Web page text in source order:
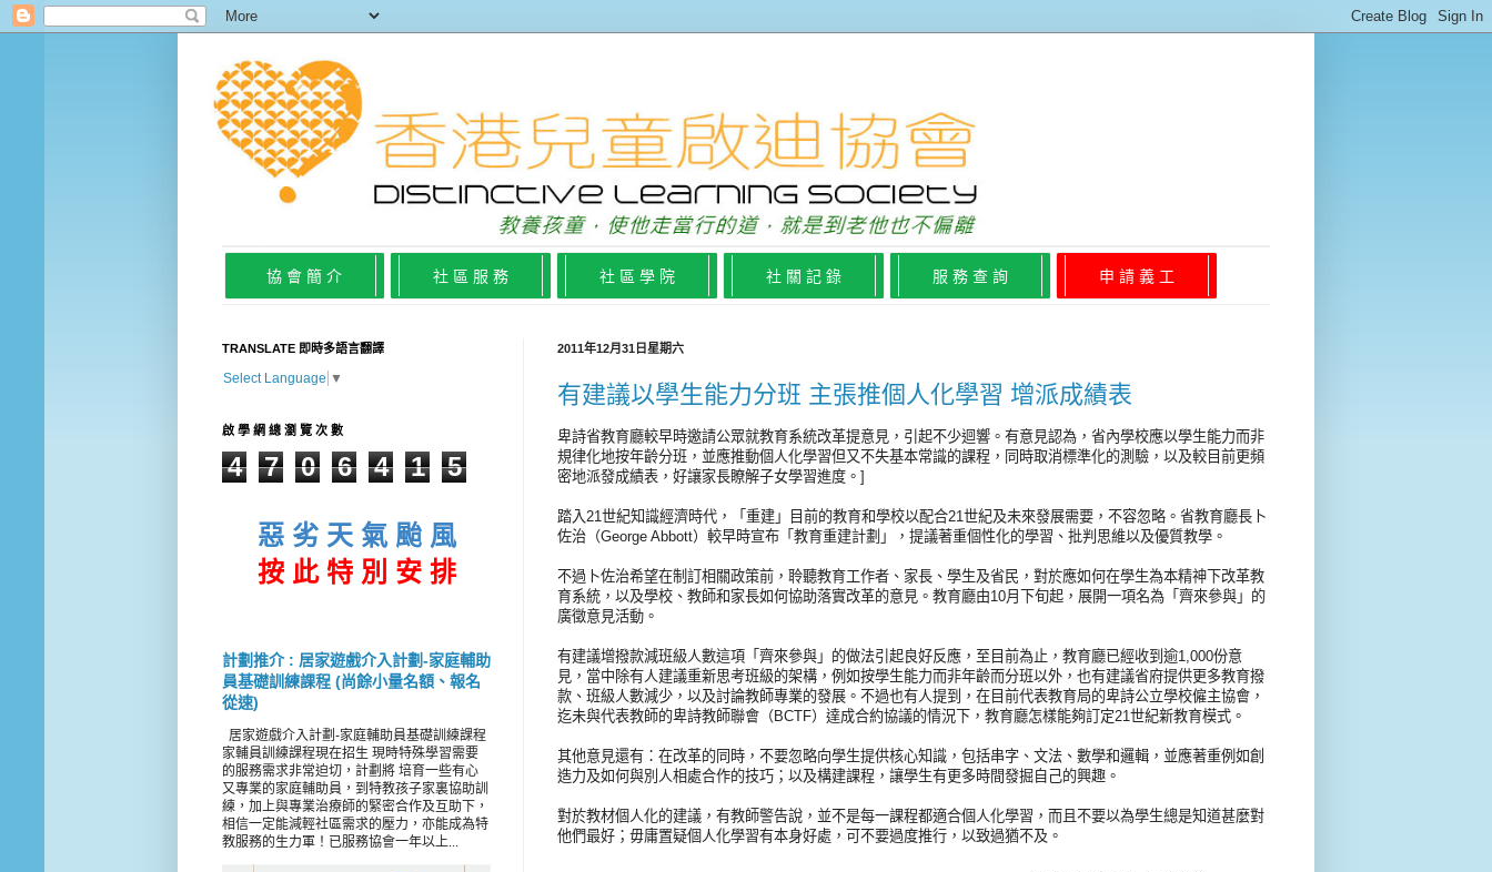
協 會 簡 介 社 區 服 務 社 區 學 院 社 關 記 錄 服 務 查 詢 申 請 義 工
2011年12月31日星期六
有建議以學生能力分班 主張推個人化學習 增派成績表
卑詩省教育廳較早時邀請公眾就教育系統改革提意見，引起不少迴響。有意見認為，省內學校應以學生能力而非
規律化地按年齡分班，並應推動個人化學習但又不失基本常識的課程，同時取消標準化的測驗，以及較目前更頻
密地派發成績表，好讓家長瞭解子女學習進度。]
踏入21世紀知識經濟時代，「重建」目前的教育和學校以配合21世紀及未來發展需要，不容忽略。省教育廳長卜
佐治（George Abbott）較早時宣布「教育重建計劃」，提議著重個性化的學習、批判思維以及優質教學。
不過卜佐治希望在制訂相關政策前，聆聽教育工作者、家長、學生及省民，對於應如何在學生為本精神下改革教
育系統，以及學校、教師和家長如何協助落實改革的意見。教育廳由10月下旬起，展開一項名為「齊來參與」的
廣徵意見活動。
有建議增撥款減班級人數這項「齊來參與」的做法引起良好反應，至目前為止，教育廳已經收到逾1,000份意
見，當中除有人建議重新思考班級的架構，例如按學生能力而非年齡而分班以外，也有建議省府提供更多教育撥
款、班級人數減少，以及討論教師專業的發展。不過也有人提到，在目前代表教育局的卑詩公立學校僱主協會，
迄未與代表教師的卑詩教師聯會（BCTF）達成合約協議的情況下，教育廳怎樣能夠訂定21世紀新教育模式。
其他意見還有：在改革的同時，不要忽略向學生提供核心知識，包括串字、文法、數學和邏輯，並應著重例如創
造力及如何與別人相處合作的技巧；以及構建課程，讓學生有更多時間發掘自己的興趣。
對於教材個人化的建議，有教師警告說，並不是每一課程都適合個人化學習，而且不要以為學生總是知道甚麼對
他們最好；毋庸置疑個人化學習有本身好處，可不要過度推行，以致過猶不及。
TRANSLATE 即時多語言翻譯
Select Language ▼
啟 學 網 總 瀏 覽 次 數
4 7 0 6 4 1 5
惡 劣 天 氣 颱 風
按 此 特 別 安 排
計劃推介 : 居家遊戲介入計劃-家庭輔助
員基礎訓練課程 (尚餘小量名額、報名
從速)
居家遊戲介入計劃-家庭輔助員基礎訓練課程
家輔員訓練課程現在招生 現時特殊學習需要
的服務需求非常迫切，計劃將 培育一些有心
又專業的家庭輔助員，到特教孩子家裏協助訓
練，加上與專業治療師的緊密合作及互助下，
相信一定能減輕社區需求的壓力，亦能成為特
教服務的生力軍！已服務協會一年以上...